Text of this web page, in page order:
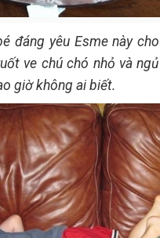
đáng yêu Esme này
ve chú chó nhỏ và
giờ không ai biết.